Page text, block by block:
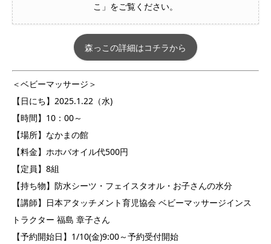
こ」をご覧ください。
森っこの詳細はコチラから
＜ベビーマッサージ＞
【日にち】2025.1.22（水)
【時間】10：00～
【場所】なかまの館
【料金】ホホバオイル代500円
【定員】8組
【持ち物】防水シーツ・フェイスタオル・お子さんの水分
【講師】日本アタッチメント育児協会 ベビーマッサージインス
トラクター 福島 章子さん
【予約開始日】1/10(金)9:00～予約受付開始